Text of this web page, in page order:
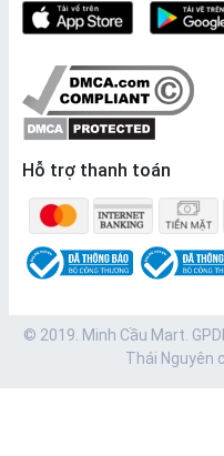
Hỗ trợ thanh toán
© 2019. Minh Cầu Mart.
Thái Nguyên